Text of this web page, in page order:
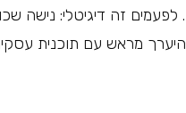
לפעמים זה דיגיטלי:
מראש עם תוכנית